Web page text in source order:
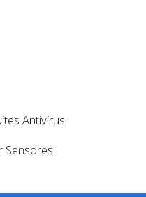
Antivirus
Sensores